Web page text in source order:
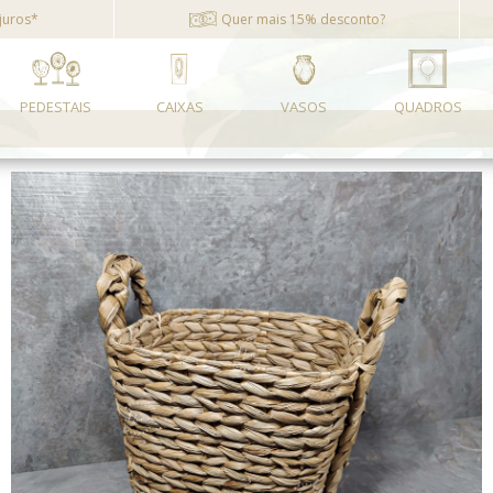
Quer mais 15% desconto?
PEDESTAIS CAIXAS VASOS QUADROS